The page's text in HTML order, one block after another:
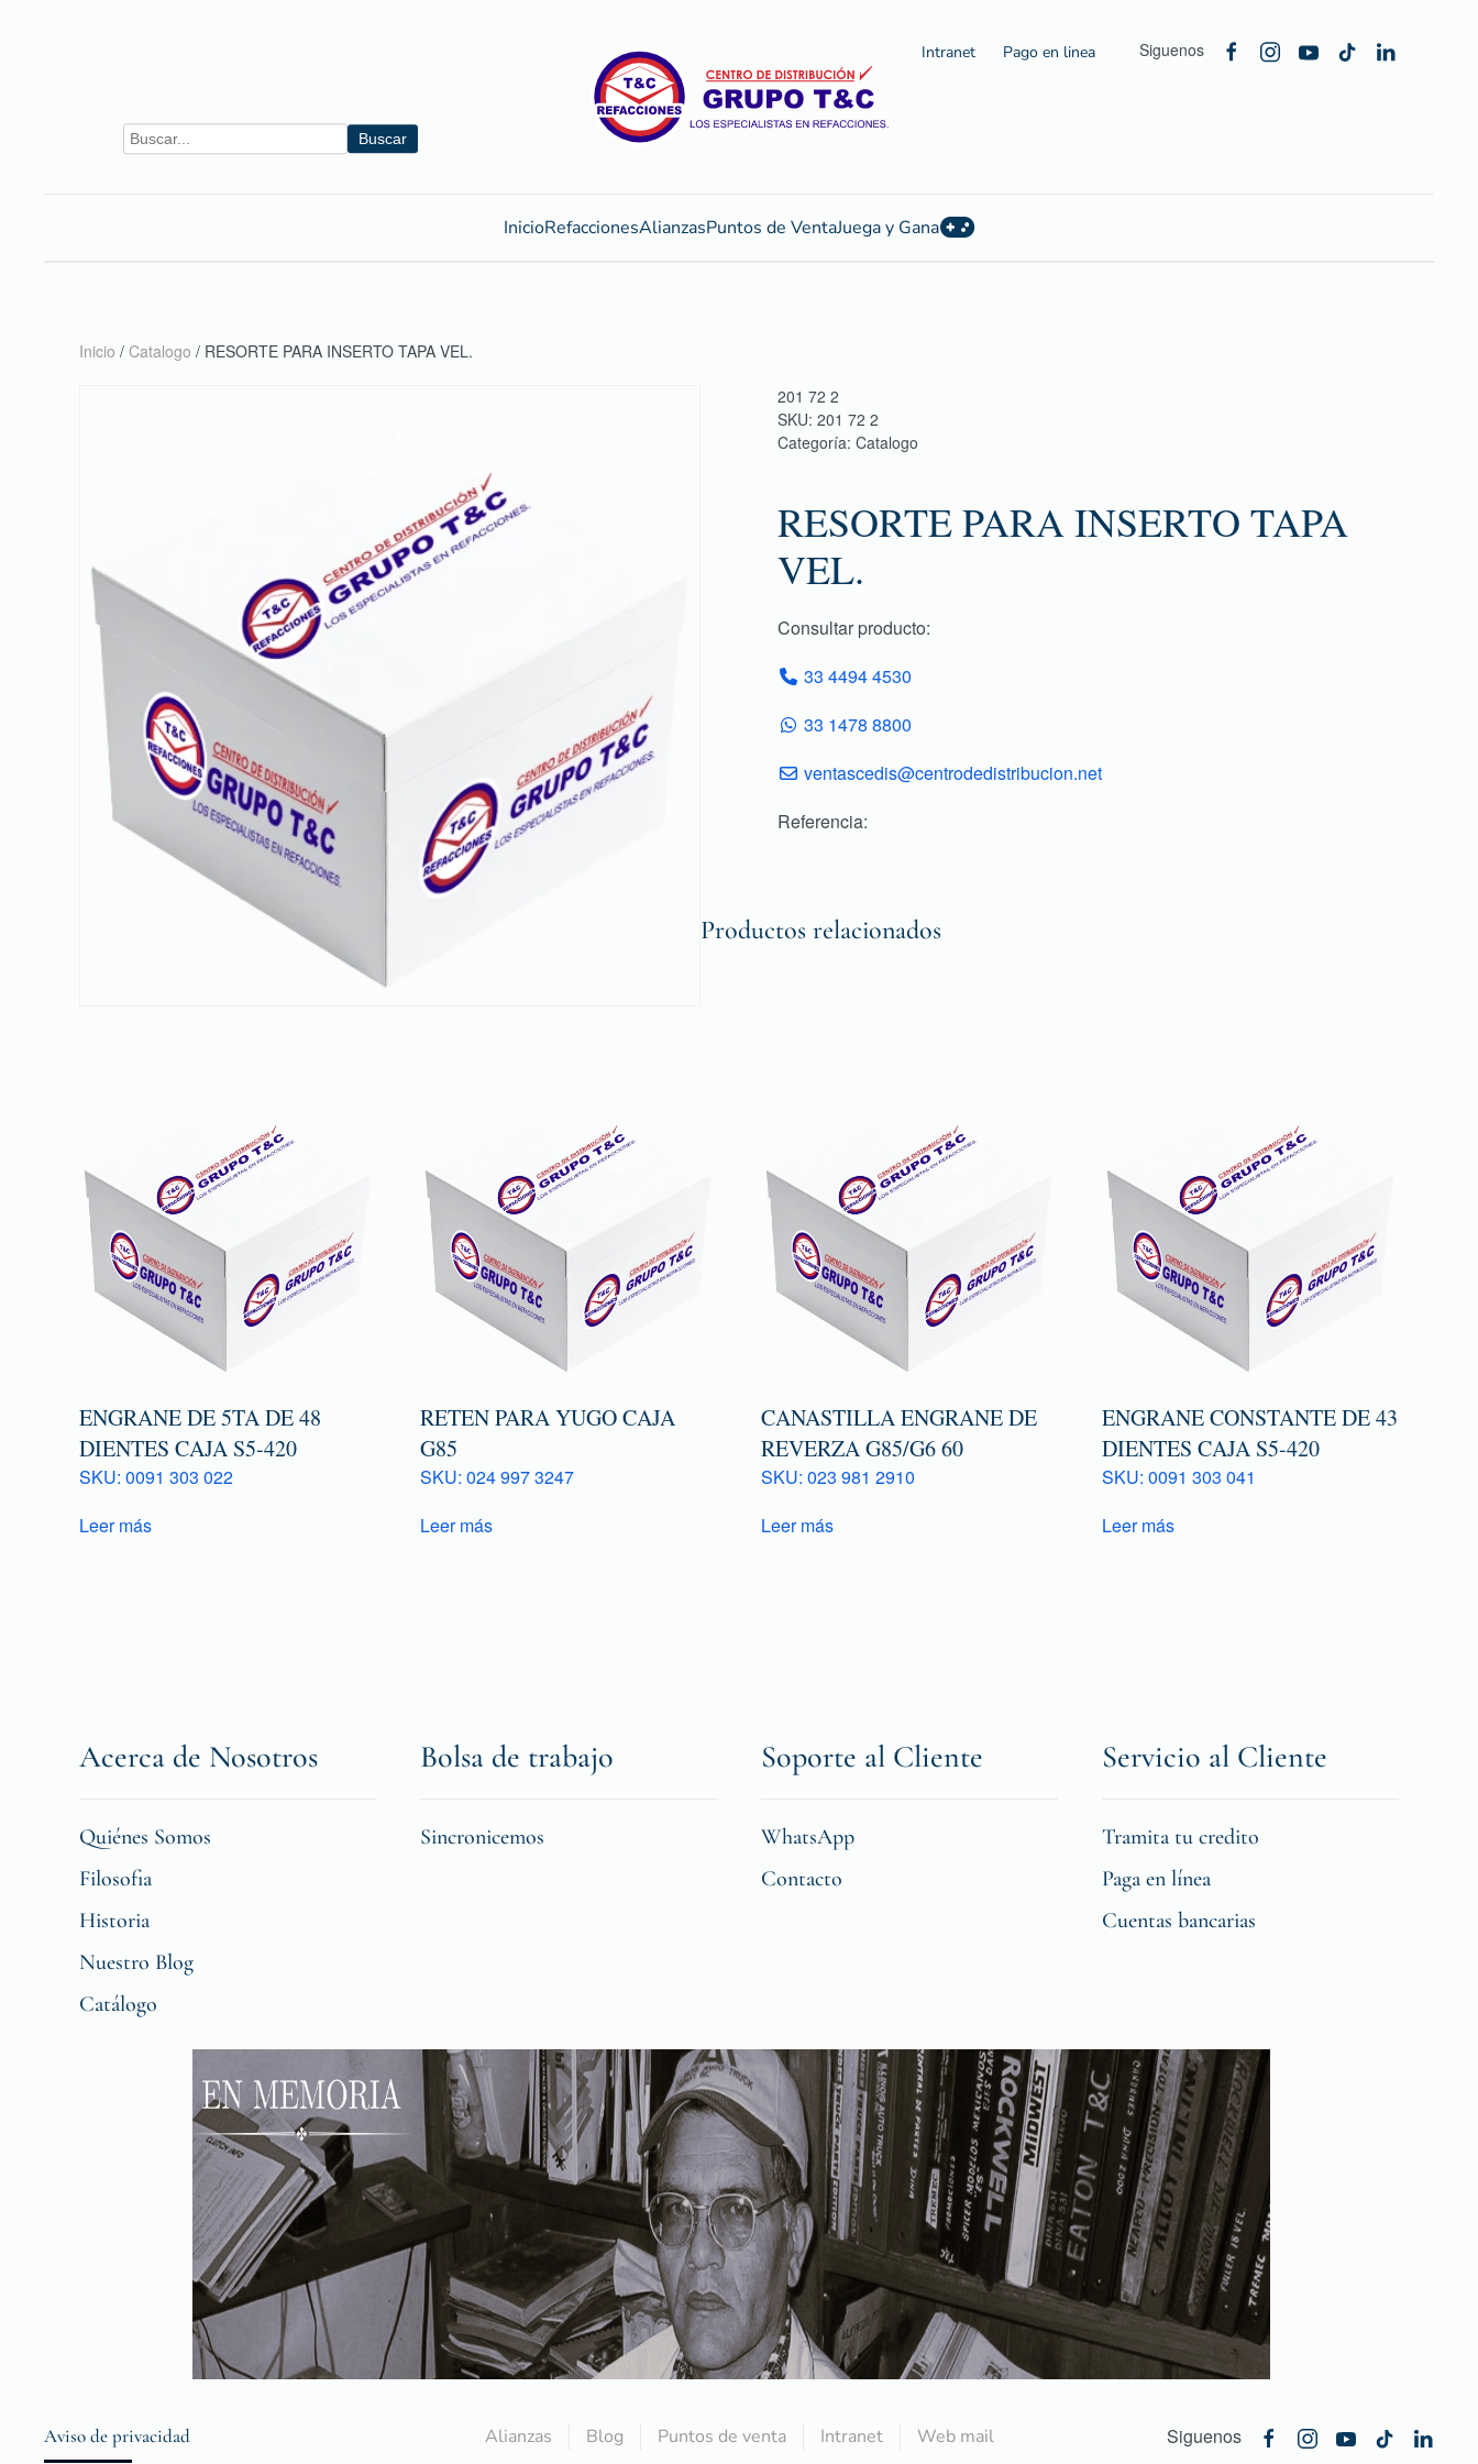
Buscar
Intranet Pago en linea Siguenos
InicioRefaccionesAlianzasPuntos de VentaJuega y Gana
Inicio / Catalogo / RESORTE PARA INSERTO TAPA VEL.
201 72 2
SKU: 201 72 2
Categoría: Catalogo
RESORTE PARA INSERTO TAPA
VEL.
Consultar producto:
33 4494 4530
33 1478 8800
ventascedis@centrodedistribucion.net
Referencia:
Productos relacionados
ENGRANE DE 5TA DE 48
DIENTES CAJA S5-420
SKU: 0091 303 022
Leer más
RETEN PARA YUGO CAJA
G85
SKU: 024 997 3247
Leer más
CANASTILLA ENGRANE DE
REVERZA G85/G6 60
SKU: 023 981 2910
Leer más
ENGRANE CONSTANTE DE 43
DIENTES CAJA S5-420
SKU: 0091 303 041
Leer más
Acerca de Nosotros
Quiénes Somos
Filosofia
Historia
Nuestro Blog
Catálogo
Bolsa de trabajo
Sincronicemos
Soporte al Cliente
WhatsApp
Contacto
Servicio al Cliente
Tramita tu credito
Paga en línea
Cuentas bancarias
Aviso de privacidad Alianzas Blog Puntos de venta Intranet Web mail Siguenos